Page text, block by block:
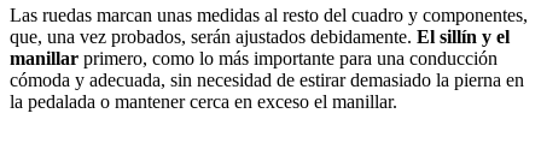
Las ruedas marcan unas medidas al resto del cuadro y componentes,
que, una vez probados, serán ajustados debidamente. El sillín y el
manillar primero, como lo más importante para una conducción
cómoda y adecuada, sin necesidad de estirar demasiado la pierna en
la pedalada o mantener cerca en exceso el manillar.